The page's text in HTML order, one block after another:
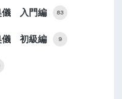
儀 入門編 83
儀 初級編 9